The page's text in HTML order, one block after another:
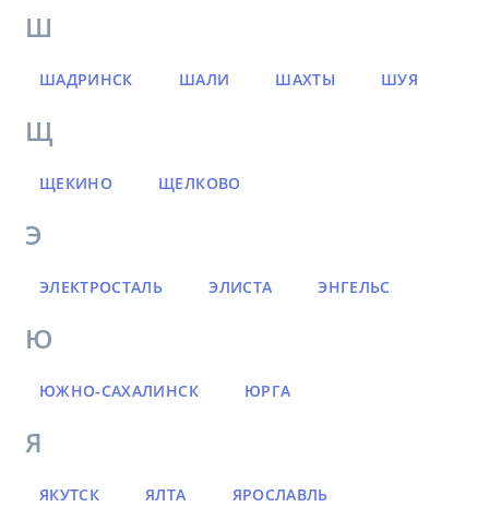
Ш
ШАДРИНСК ШАЛИ ШАХТЫ ШУЯ
Щ
ЩЕКИНО ЩЕЛКОВО
Э
ЭЛЕКТРОСТАЛЬ ЭЛИСТА ЭНГЕЛЬС
Ю
ЮЖНО-САХАЛИНСК ЮРГА
Я
ЯКУТСК ЯЛТА ЯРОСЛАВЛЬ